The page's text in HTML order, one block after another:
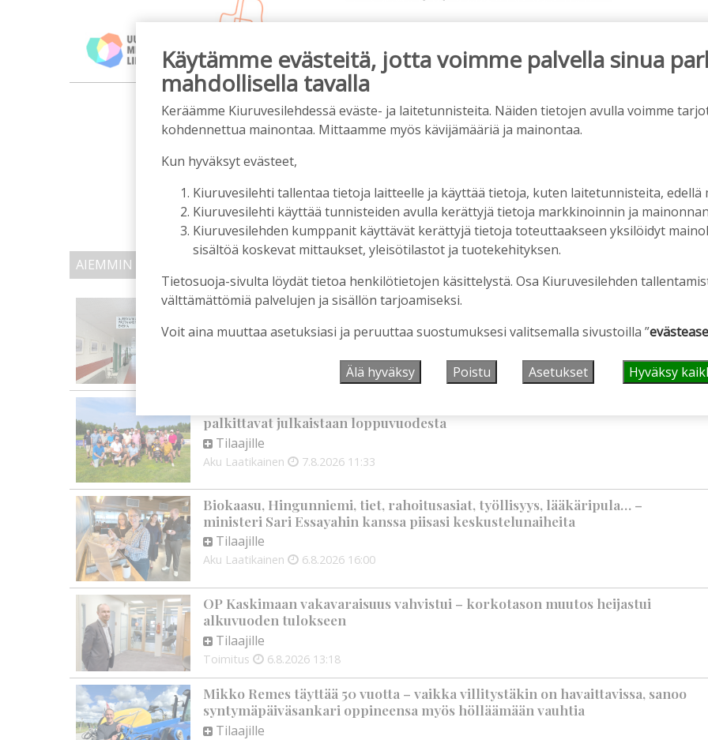
mainos päättyy
AIEMMIN AIHEESTA
Kiuruvedelle ja Iisalmeen ostopalvelulääkäri – tarkoituksena on helpottaa
kaupunkien lääkäripulaa
7.8.2026 12:00
palkittavat julkaistaan loppuvuodesta
Tilaajille
Aku Laatikainen 7.8.2026 11:33
Biokaasu, Hingunniemi, tiet, rahoitusasiat, työllisyys, lääkäripula… –
ministeri Sari Essayahin kanssa piisasi keskustelunaiheita
Tilaajille
Aku Laatikainen 6.8.2026 16:00
OP Kaskimaan vakavaraisuus vahvistui – korkotason muutos heijastui
alkuvuoden tulokseen
Tilaajille
Toimitus 6.8.2026 13:18
Mikko Remes täyttää 50 vuotta – vaikka villitystäkin on havaittavissa, sanoo
syntymäpäiväsankari oppineensa myös hölläämään vauhtia
Tilaajille
Käytämme evästeitä, jotta voimme palvella sinua
mahdollisella tavalla
Keräämme Kiuruvesilehdessä eväste- ja laitetunnisteita. Näiden tietojen avulla voimme
kohdennettua mainontaa. Mittaamme myös kävijämääriä ja mainontaa.
Kun hyväksyt evästeet,
Kiuruvesilehti tallentaa tietoja laitteelle ja käyttää tietoja, kuten laitetunnisteita,
Kiuruvesilehti käyttää tunnisteiden avulla kerättyjä tietoja markkinoinnin ja
Kiuruvesilehden kumppanit käyttävät kerättyjä tietoja toteuttaakseen yksilöidyt
sisältöä koskevat mittaukset, yleisötilastot ja tuotekehityksen.
Tietosuoja-sivulta löydät tietoa henkilötietojen käsittelystä. Osa Kiuruvesilehden
välttämättömiä palvelujen ja sisällön tarjoamiseksi.
Voit aina muuttaa asetuksiasi ja peruuttaa suostumuksesi valitsemalla sivustoilla ”
Älä hyväksy Poistu Asetukset Hyväksy